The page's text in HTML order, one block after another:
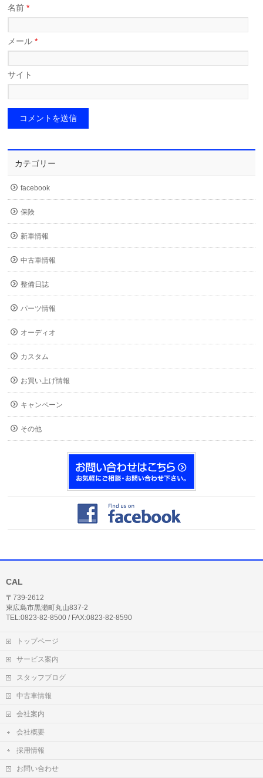
名前*
メール*
サイト
カテゴリー
facebook
保険
新車情報
中古車情報
整備日誌
パーツ情報
オーディオ
カスタム
お買い上げ情報
キャンペーン
その他
CAL
〒739-2612
東広島市黒瀬町丸山837-2
TEL:0823-82-8500 / FAX:0823-82-8590
トップページ
サービス案内
スタッフブログ
中古車情報
会社案内
会社概要
採用情報
お問い合わせ